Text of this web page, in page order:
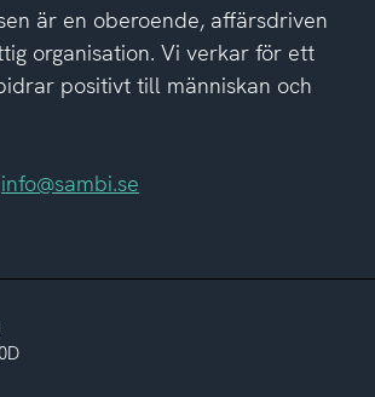
är en oberoende, affärsdriven
organisation. Vi verkar för ett
positivt till människan och
info@sambi.se